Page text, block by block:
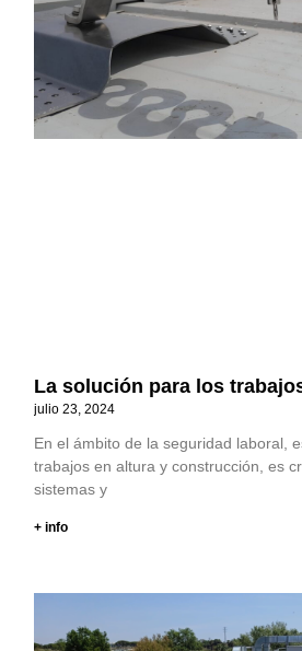
La solución para los
julio 23, 2024
En el ámbito de la seguridad laboral,
trabajos en altura y construcción, es
sistemas y
+ info